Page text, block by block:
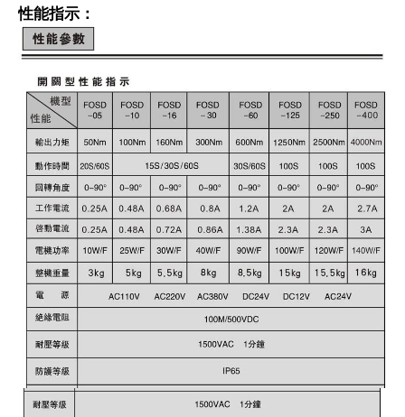
性能指示：